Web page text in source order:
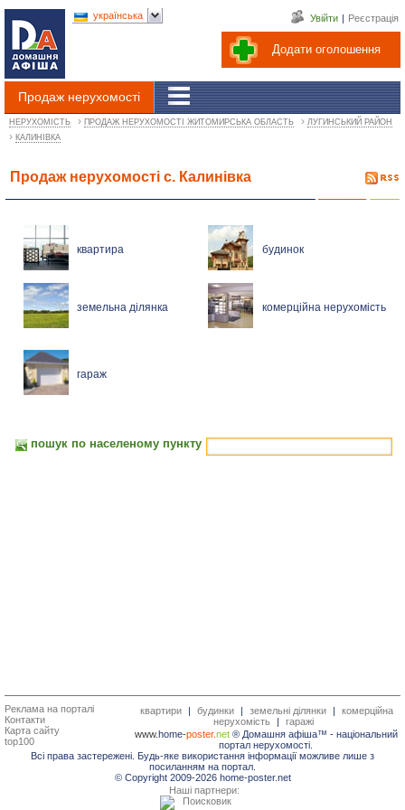
Додати оголошення
Увійти | Реєстрація
Продаж нерухомості
українська
НЕРУХОМІСТЬ › ПРОДАЖ НЕРУХОМОСТІ ЖИТОМИРСЬКА ОБЛАСТЬ › ЛУГИНСЬКИЙ РАЙОН
› КАЛИНІВКА
Продаж нерухомості с. Калинівка
квартира будинок
земельна ділянка комерційна нерухомість
гараж
пошук по населеному пункту
Реклама на порталі
Контакти
Карта сайту
top100
квартири | будинки | земельні ділянки |
комерційна
нерухомість
|
гаражі
www.home-poster.net® Домашня афіша™ - національний
портал нерухомості.
Всі права застережені. Будь-яке використання інформації можливе лише з
посиланням на портал.
© Copyright 2009-2026 home-poster.net
Наші партнери: